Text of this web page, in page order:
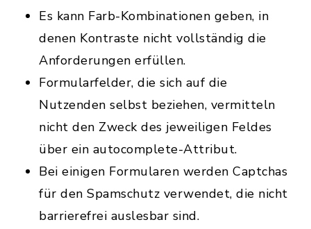
Es kann Farb-Kombinationen geben, in
denen Kontraste nicht vollständig die
Anforderungen erfüllen.
Formularfelder, die sich auf die
Nutzenden selbst beziehen, vermitteln
nicht den Zweck des jeweiligen Feldes
über ein autocomplete-Attribut.
Bei einigen Formularen werden Captchas
für den Spamschutz verwendet, die nicht
barrierefrei auslesbar sind.